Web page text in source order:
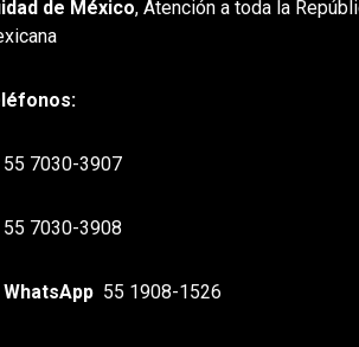
de México, Atención a toda la
55 7030-3907
55 7030-3908
WhatsApp 55 1908-1526